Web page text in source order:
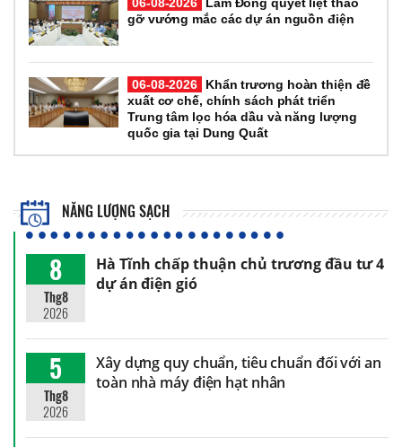
gỡ vướng mắc các dự án nguồn điện
06-08-2026
Khẩn trương hoàn thiện đề
xuất cơ chế, chính sách phát triển
Trung tâm lọc hóa dầu và năng lượng
quốc gia tại Dung Quất
NĂNG LƯỢNG SẠCH
8
Thg8
2026
Hà Tĩnh chấp thuận chủ trương đầu tư 4
dự án điện gió
5
Thg8
2026
Xây dựng quy chuẩn, tiêu chuẩn đối với an
toàn nhà máy điện hạt nhân